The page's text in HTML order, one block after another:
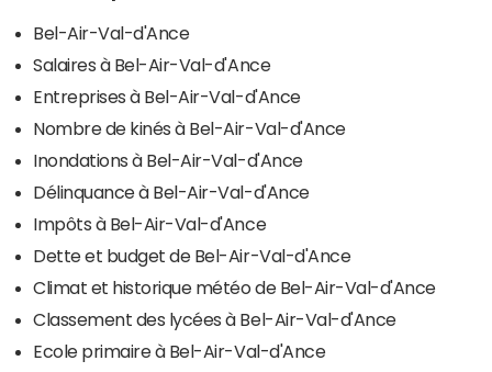
Bel-Air-Val-d'Ance
Salaires à Bel-Air-Val-d'Ance
Entreprises à Bel-Air-Val-d'Ance
Nombre de kinés à Bel-Air-Val-d'Ance
Inondations à Bel-Air-Val-d'Ance
Délinquance à Bel-Air-Val-d'Ance
Impôts à Bel-Air-Val-d'Ance
Dette et budget de Bel-Air-Val-d'Ance
Climat et historique météo de Bel-Air-Val-d'Ance
Classement des lycées à Bel-Air-Val-d'Ance
Ecole primaire à Bel-Air-Val-d'Ance